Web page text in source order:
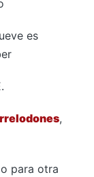
es
,
para otra